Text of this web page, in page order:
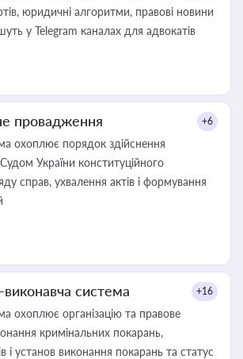
юридичні алгоритми, правові новини
у Telegram каналах для адвокатів
провадження +6
охоплює порядок здійснення
України конституційного
справ, ухвалення актів і формування
система +16
охоплює організацію та правове
кримінальних покарань,
і установ виконання покарань та статус